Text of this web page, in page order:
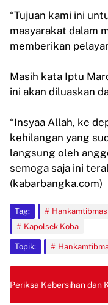
“Tujuan kami ini
masyarakat dalam
memberikan
Masih kata Iptu
ini akan diluaskan
“Insyaa Allah, ke
kehilangan yang
langsung oleh
semoga saja ini
(kabarbangka.com)
Tag: Hankamtibmas
Kapolsek Koba
Topik:
Periksa Kebersihan dan